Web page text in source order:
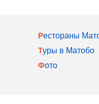
Рестораны
Туры в Матобо
Фото